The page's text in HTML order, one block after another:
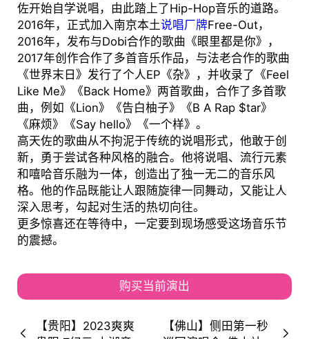
佐开始自学说唱，由此踏上了Hip-Hop音乐的道路。
2016年，正式加入南京本土说唱厂牌Free-Out，
2016年，发布与Dobi合作的歌曲《眼里都是你》，
2017年创作合作了多首音乐作品，与法老合作的歌曲
《世界末日》发行了个人EP《杂》，并收录了《Feel
Like Me》《Back Home》两首歌曲，合作了多首歌
曲，例如《Lion》《告白柚子》《B A Rap $tar》
《麻烦》《Say hello》《一个样》。
高天佐的歌曲从不拘泥于传统的说唱形式，他敢于创
新，勇于尝试各种风格的融合。他将说唱、流行元素
和嘻哈音乐融为一体，创造出了独一无二的音乐风
格。他的作品既能让人跟随旋律一同舞动，又能让人
深入思考，勾起对生活的热切向往。
更多惊喜还在等待中，一定要到现场感受这场音乐节
的震撼。
购买当前演出
【贵阳】2023爽爽
【佛山】侧田第一秒